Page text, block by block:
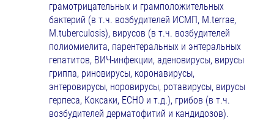
грамотрицательных и грамположительных
бактерий (в т.ч. возбудителей ИСМП, М.terrae,
M.tuberculosis), вирусов (в т.ч. возбудителей
полиомиелита, парентеральных и энтеральных
гепатитов, ВИЧ-инфекции, аденовирусы, вирусы
гриппа, риновирусы, коронавирусы,
энтеровирусы, норовирусы, ротавирусы, вирусы
герпеса, Коксаки, ЕСНО и т.д.), грибов (в т.ч.
возбудителей дерматофитий и кандидозов).